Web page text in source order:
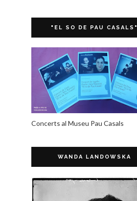
"EL SO DE PAU CASALS"
Concerts al Museu Pau Casals
WANDA LANDOWSKA